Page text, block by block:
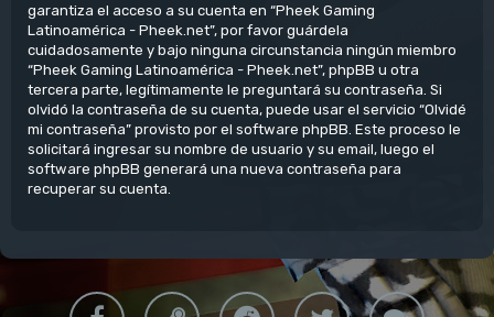
garantiza el acceso a su cuenta en “Pheek Gaming
Latinoamérica - Pheek.net”, por favor guárdela
cuidadosamente y bajo ninguna circunstancia ningún miembro
“Pheek Gaming Latinoamérica - Pheek.net”, phpBB u otra
tercera parte, legítimamente le preguntará su contraseña. Si
olvidó la contraseña de su cuenta, puede usar el servicio “Olvidé
mi contraseña” provisto por el software phpBB. Este proceso le
solicitará ingresar su nombre de usuario y su email, luego el
software phpBB generará una nueva contraseña para
recuperar su cuenta.